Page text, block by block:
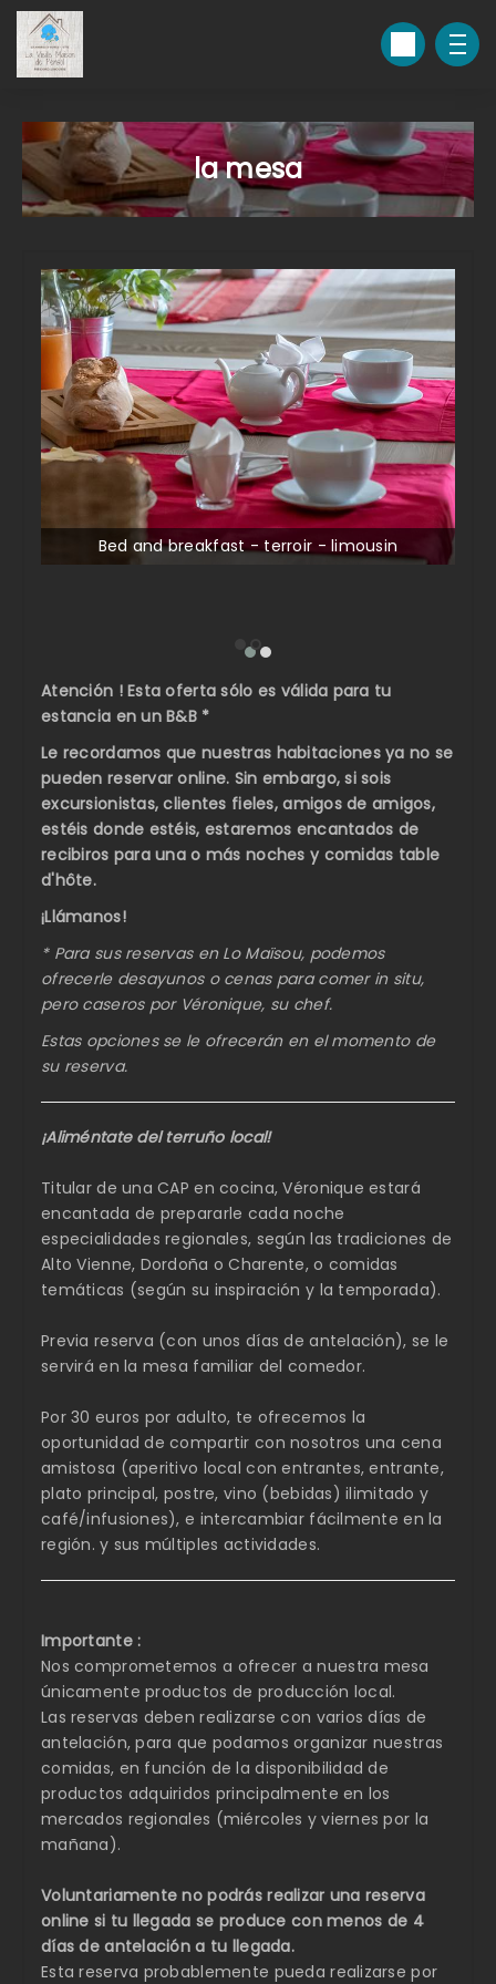
la mesa
Bed and breakfast - terroir - limousin
Atención ! Esta oferta sólo es válida para tu
estancia en un B&B *
Le recordamos que nuestras habitaciones ya no se
pueden reservar online. Sin embargo, si sois
excursionistas, clientes fieles, amigos de amigos,
estéis donde estéis, estaremos encantados de
recibiros para una o más noches y comidas table
d'hôte.
¡Llámanos!
* Para sus reservas en Lo Maïsou, podemos
ofrecerle desayunos o cenas para comer in situ,
pero caseros por Véronique, su chef.
Estas opciones se le ofrecerán en el momento de
su reserva.
¡Aliméntate del terruño local!
Titular de una CAP en cocina, Véronique estará
encantada de prepararle cada noche
especialidades regionales, según las tradiciones de
Alto Vienne, Dordoña o Charente, o comidas
temáticas (según su inspiración y la temporada).
Previa reserva (con unos días de antelación), se le
servirá en la mesa familiar del comedor.
Por 30 euros por adulto, te ofrecemos la
oportunidad de compartir con nosotros una cena
amistosa (aperitivo local con entrantes, entrante,
plato principal, postre, vino (bebidas) ilimitado y
café/infusiones), e intercambiar fácilmente en la
región. y sus múltiples actividades.
Importante :
Nos comprometemos a ofrecer a nuestra mesa
únicamente productos de producción local.
Las reservas deben realizarse con varios días de
antelación, para que podamos organizar nuestras
comidas, en función de la disponibilidad de
productos adquiridos principalmente en los
mercados regionales (miércoles y viernes por la
mañana).
Voluntariamente no podrás realizar una reserva
online si tu llegada se produce con menos de 4
días de antelación a tu llegada.
Esta reserva probablemente pueda realizarse por